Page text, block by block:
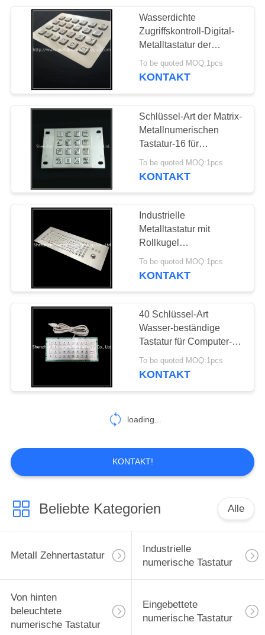
Industrielle
Tastaturen mit
20
Trackball Zeigegerät
wasserdichte
Tastatur
Edelstahltastatur
30
Pin kodieren
Tastatur
19
Wasserdichte
Zugriffskontroll-Digital-
Metalltastatur der
numerischen Tastatur-
IP65
To be quoted MOQ:1pcs
KONTAKT
Schlüssel-Art der Matrix-
Metallnumerischen
Tastatur-16 für
Zugriffskontrollkiosk-
Aufzugs-ATM
To be quoted MOQ:1pcs
KONTAKT
Industrielle
Metalltastatur mit
Rollkugel
kundengebundenem
Plan IP65 imprägniern
To be quoted MOQ:1pcs
KONTAKT
40 Schlüssel-Art
Wasser-beständige
Tastatur für Computer-
ausgezeichnete nicht
rostende Leistung
To be quoted MOQ:1pcs
KONTAKT
loading...
KONTAKT!
Beliebte Kategorien Alle
Metall Zehnertastatur
Industrielle
numerische Tastatur
Von hinten
beleuchtete
numerische Tastatur
Eingebettete
numerische Tastatur